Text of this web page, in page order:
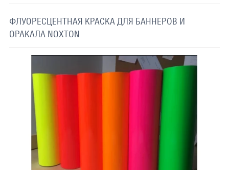
СВЯЗАТЬСЯ С НАМИ
ФЛУОРЕСЦЕНТНАЯ КРАСКА ДЛЯ БАННЕРОВ И
ОРАКАЛА NOXTON